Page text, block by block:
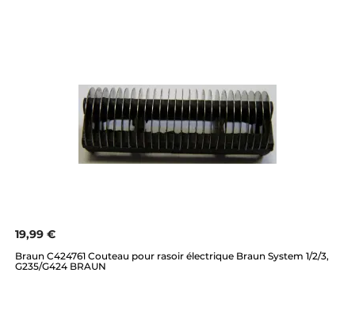
19,99 €
Braun C424761 Couteau pour rasoir électrique Braun System 1/2/3,
G235/G424 BRAUN